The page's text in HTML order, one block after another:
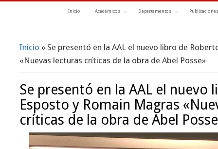
Inicio Académicos Departamentos Publicaciones
Se encuentra usted aquí
Inicio » Se presentó en la AAL el nuevo libro de
«Nuevas lecturas críticas de la obra de Abel Posse»
Se presentó en la AAL el nuevo
Esposto y Romain Magras
críticas de la obra de Abel